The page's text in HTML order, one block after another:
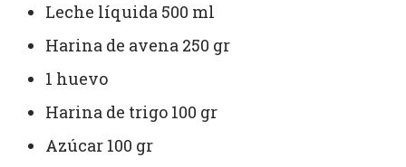
Leche líquida 500 ml
Harina de avena 250 gr
1 huevo
Harina de trigo 100 gr
Azúcar 100 gr